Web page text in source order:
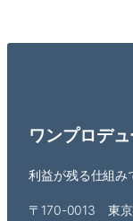
ワンプロデ
利益が残る仕組み
〒170-0013 東